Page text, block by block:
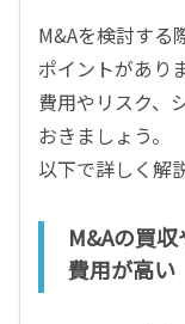
M&Aを検討する
ポイントがあり
費用やリスク、
おきましょう。
以下で詳しく解
M&Aの買
費用が高い